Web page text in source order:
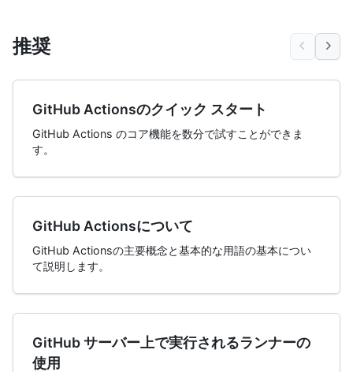
推奨
GitHub Actionsのクイック スタート
GitHub Actions のコア機能を数分で試すことができま
す。
GitHub Actionsについて
GitHub Actionsの主要概念と基本的な用語の基本につい
て説明します。
GitHub サーバー上で実行されるランナーの
使用